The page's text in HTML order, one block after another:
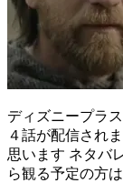
ディズニープラ
４話が配信され
思います ネタバ
ら観る予定の方